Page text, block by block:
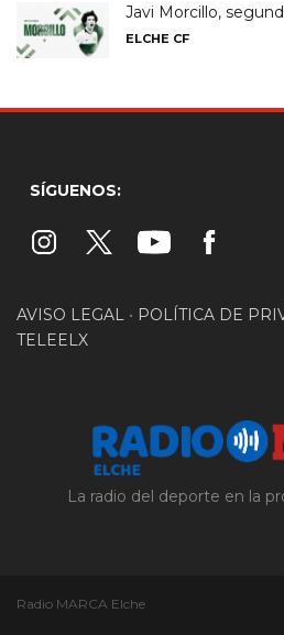
Javi Morcillo,
ELCHE CF
SÍGUENOS:
AVISO LEGAL • POLÍTICA DE
TELEELX
La radio del deporte en la
Radio MARCA Elche